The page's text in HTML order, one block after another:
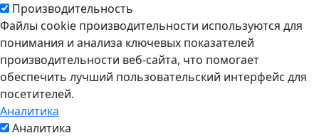
Производительность
Файлы cookie производительности используются для
понимания и анализа ключевых показателей
производительности веб-сайта, что помогает
обеспечить лучший пользовательский интерфейс для
посетителей.
Аналитика
Аналитика